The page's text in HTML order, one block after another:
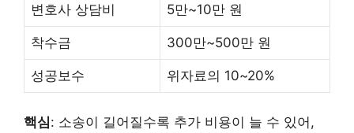
변호사 상담비 5만~10만 원
착수금 300만~500만 원
성공보수 위자료의 10~20%
핵심: 소송이 길어질수록 추가 비용이 늘 수 있어,